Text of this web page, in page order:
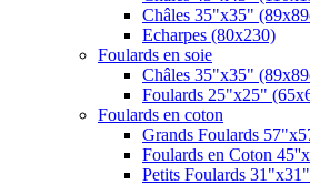
Châles 35"x35"
Echarpes (80х230)
Foulards en soie
Châles 35"x35"
Foulards 25"x25"
Foulards en coton
Grands Foulards
Foulards en Coton
Petits Foulards